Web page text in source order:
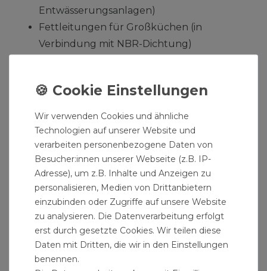
Entwässerungsanlagen)
Fettleitungen für Großküchen (in
Verbindung mit NBR-Dichtung)
Anschluss- und Verbindungsleitung
Fallleitung
Sammelleitung
Grundleitung in der Grundplatte
Leitung für Kondensate aus
Feuerungsanlagen
Produktdaten:
Ausführung: HTSafe Überschiebmuffe
DN110 Rohr Rohrmuffe Abwasserrohr grau
Geeignet als: Abwasserrohr, Abflussrohr,
Wir verwenden Cookies und ähnliche
Technologien auf unserer Website und
verarbeiten personenbezogene Daten von
Besucher:innen unserer Webseite (z.B. IP-
Adresse), um z.B. Inhalte und Anzeigen zu
personalisieren, Medien von Drittanbietern
einzubinden oder Zugriffe auf unsere Website
zu analysieren. Die Datenverarbeitung erfolgt
erst durch gesetzte Cookies. Wir teilen diese
Daten mit Dritten, die wir in den Einstellungen
benennen.